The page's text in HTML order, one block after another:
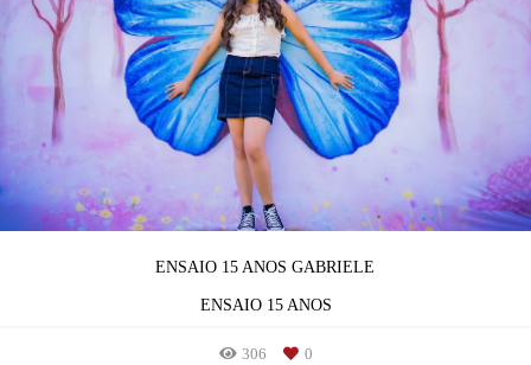
ENSAIO 15 ANOS GABRIELE
ENSAIO 15 ANOS
306 0